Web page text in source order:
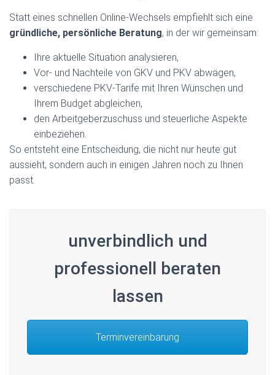
Statt eines schnellen Online-Wechsels empfiehlt sich eine
gründliche, persönliche Beratung, in der wir gemeinsam:
Ihre aktuelle Situation analysieren,
Vor- und Nachteile von GKV und PKV abwägen,
verschiedene PKV-Tarife mit Ihren Wünschen und
Ihrem Budget abgleichen,
den Arbeitgeberzuschuss und steuerliche Aspekte
einbeziehen.
So entsteht eine Entscheidung, die nicht nur heute gut
aussieht, sondern auch in einigen Jahren noch zu Ihnen
passt.
unverbindlich und
professionell beraten
lassen
Terminvereinbarung